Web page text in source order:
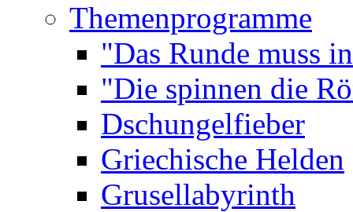
Themenprogramme
"Das Runde muss
"Die spinnen die
Dschungelfieber
Griechische Helden
Grusellabyrinth